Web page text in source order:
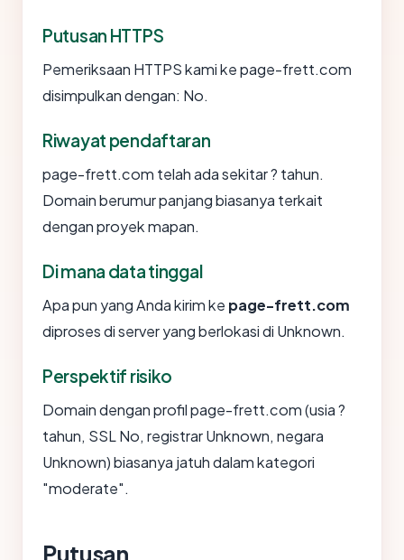
Putusan HTTPS
Pemeriksaan HTTPS kami ke page-frett.com
disimpulkan dengan: No.
Riwayat pendaftaran
page-frett.com telah ada sekitar ? tahun.
Domain berumur panjang biasanya terkait
dengan proyek mapan.
Di mana data tinggal
Apa pun yang Anda kirim ke page-frett.com
diproses di server yang berlokasi di Unknown.
Perspektif risiko
Domain dengan profil page-frett.com (usia ?
tahun, SSL No, registrar Unknown, negara
Unknown) biasanya jatuh dalam kategori
"moderate".
Putusan